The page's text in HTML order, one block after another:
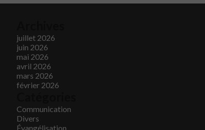
juillet 2026
juin 2026
mai 2026
avril 2026
mars 2026
février 2026
Communication
Divers
Évangélisation